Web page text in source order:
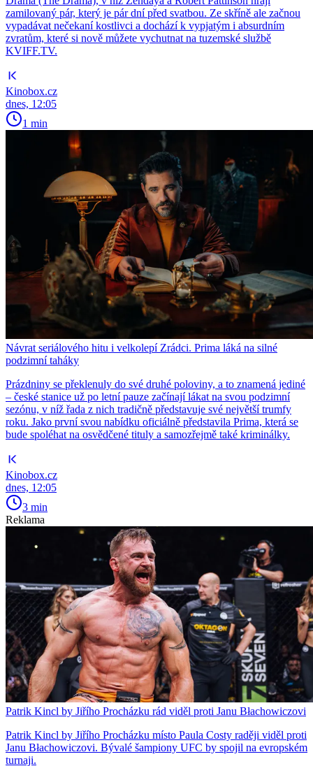
zamilovaný pár, který je pár dní před svatbou. Ze skříně ale začnou
vypadávat nečekaní kostlivci a dochází k vypjatým i absurdním
zvratům, které si nově můžete vychutnat na tuzemské službě
KVIFF.TV.
Kinobox.cz
dnes, 12:05
1 min
Návrat seriálového hitu i velkolepí Zrádci. Prima láká na silné
podzimní taháky
Prázdniny se překlenuly do své druhé poloviny, a to znamená jediné
– české stanice už po letní pauze začínají lákat na svou podzimní
sezónu, v níž řada z nich tradičně představuje své největší trumfy
roku. Jako první svou nabídku oficiálně představila Prima, která se
bude spoléhat na osvědčené tituly a samozřejmě také kriminálky.
Kinobox.cz
dnes, 12:05
3 min
Reklama
Patrik Kincl by Jiřího Procházku rád viděl proti Janu Błachowiczovi
Patrik Kincl by Jiřího Procházku místo Paula Costy raději viděl proti
Janu Błachowiczovi. Bývalé šampiony UFC by spojil na evropském
turnaji.